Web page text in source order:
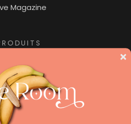
Magazine
privatif
insolite
hôtels de luxe, ne manquez